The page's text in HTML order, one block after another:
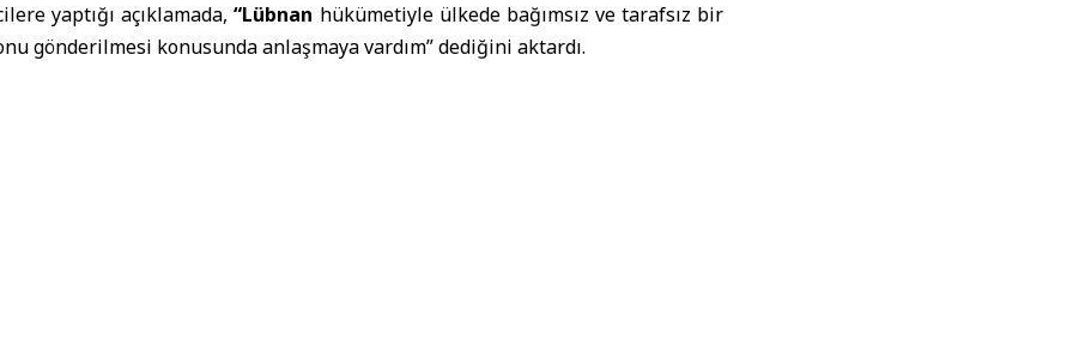
yaptığı açıklamada,“Lübnan hükümetiyle ülkede bağımsız ve tarafsız bir
gönderilmesi konusunda anlaşmaya vardım” dediğini aktardı.